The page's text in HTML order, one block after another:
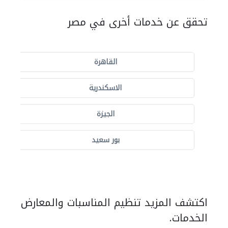
تحقق عن خدمات أخرى في مصر
القاهرة
الاسكندرية
الجيزة
بور سعيد
اكتشف المزيد تنظيم المناسبات والمعارض
الخدمات.